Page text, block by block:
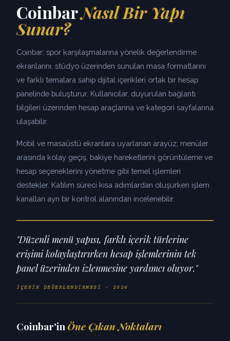
CoinbarNasıl Bir Yapı
Sunar?
Coinbar; spor karşılaşmalarına yönelik değerlendirme
ekranlarını, stüdyo üzerinden sunulan masa formatlarını
ve farklı temalara sahip dijital içerikleri ortak bir hesap
panelinde buluşturur. Kullanıcılar, duyurulan bağlantı
bilgileri üzerinden hesap araçlarına ve kategori sayfalarına
ulaşabilir.
Mobil ve masaüstü ekranlara uyarlanan arayüz; menüler
arasında kolay geçiş, bakiye hareketlerini görüntüleme ve
hesap seçeneklerini yönetme gibi temel işlemleri
destekler. Katılım süreci kısa adımlardan oluşurken işlem
kanalları ayrı bir kontrol alanından incelenebilir.
"Düzenli menü yapısı, farklı içerik türlerine
erişimi kolaylaştırırken hesap işlemlerinin tek
panel üzerinden izlenmesine yardımcı oluyor."
İÇERIK DEĞERLENDIRMESI · 2026
Coinbar'inÖne Çıkan Noktaları